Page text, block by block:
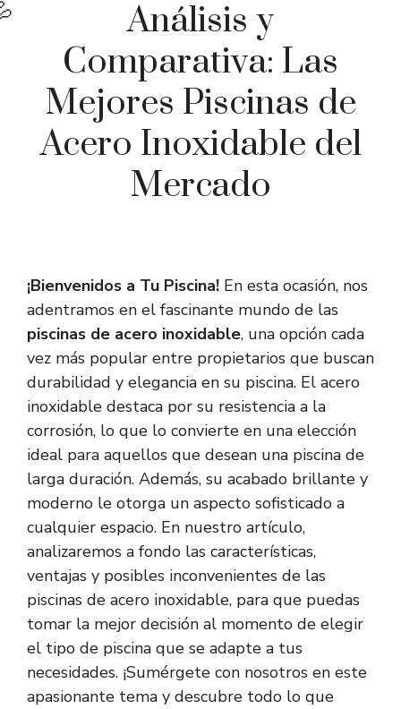
Análisis y
Comparativa: Las
Mejores Piscinas de
Acero Inoxidable del
Mercado
¡Bienvenidos a Tu Piscina! En esta ocasión, nos
adentramos en el fascinante mundo de las
piscinas de acero inoxidable, una opción cada
vez más popular entre propietarios que buscan
durabilidad y elegancia en su piscina. El acero
inoxidable destaca por su resistencia a la
corrosión, lo que lo convierte en una elección
ideal para aquellos que desean una piscina de
larga duración. Además, su acabado brillante y
moderno le otorga un aspecto sofisticado a
cualquier espacio. En nuestro artículo,
analizaremos a fondo las características,
ventajas y posibles inconvenientes de las
piscinas de acero inoxidable, para que puedas
tomar la mejor decisión al momento de elegir
el tipo de piscina que se adapte a tus
necesidades. ¡Sumérgete con nosotros en este
apasionante tema y descubre todo lo que